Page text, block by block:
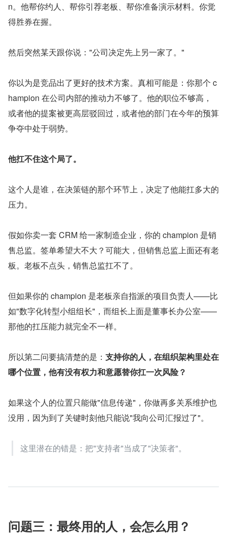
n。他帮你约人、帮你引荐老板、帮你准备演示材料。你觉
得胜券在握。
然后突然某天跟你说："公司决定先上另一家了。"
你以为是竞品出了更好的技术方案。真相可能是：你那个 c
hampion 在公司内部的推动力不够了。他的职位不够高，
或者他的提案被更高层驳回过，或者他的部门在今年的预算
争夺中处于弱势。
他扛不住这个局了。
这个人是谁，在决策链的那个环节上，决定了他能扛多大的
压力。
假如你卖一套 CRM 给一家制造企业，你的 champion 是销
售总监。签单希望大不大？可能大，但销售总监上面还有老
板。老板不点头，销售总监扛不了。
但如果你的 champion 是老板亲自指派的项目负责人——比
如"数字化转型小组组长"，而组长上面是董事长办公室——
那他的扛压能力就完全不一样。
所以第二问要搞清楚的是： 支持你的人，在组织架构里处在
哪个位置，他有没有权力和意愿替你扛一次风险？
如果这个人的位置只能做"信息传递"，你做再多关系维护也
没用，因为到了关键时刻他只能说"我向公司汇报过了"。
这里潜在的错是：把"支持者"当成了"决策者"。
问题三：最终用的人，会怎么用？